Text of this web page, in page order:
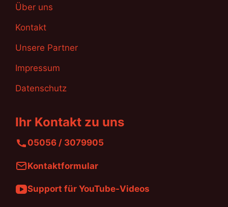
Über uns
Kontakt
Unsere Partner
Impressum
Datenschutz
Ihr Kontakt zu uns
05056 / 3079905
Kontaktformular
Support für YouTube-Videos